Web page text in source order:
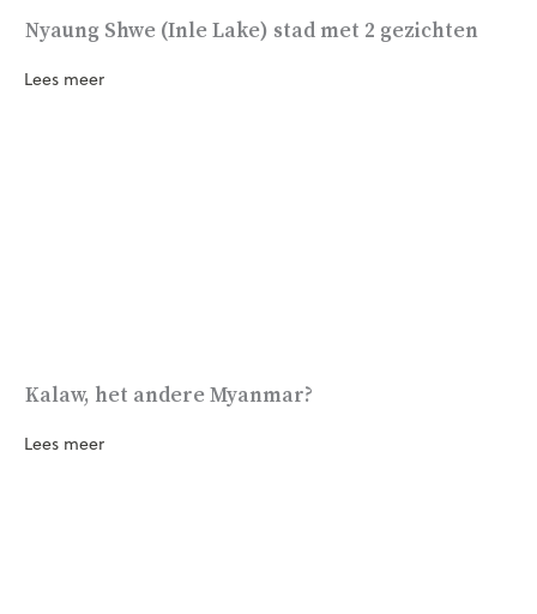
Nyaung Shwe (Inle Lake) stad met 2 gezichten
Lees meer
Kalaw, het andere Myanmar?
Lees meer